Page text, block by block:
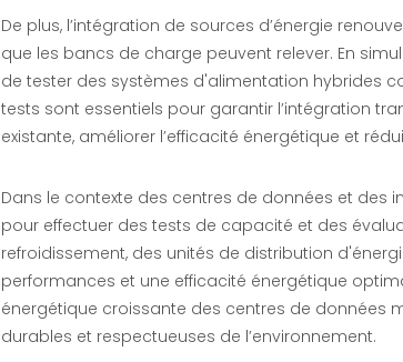
De plus, l’intégration de sources d’énergie
que les bancs de charge peuvent relever. En
de tester des systèmes d'alimentation hybrides
tests sont essentiels pour garantir l’intégration
existante, améliorer l’efficacité énergétique et
Dans le contexte des centres de données et des
pour effectuer des tests de capacité et des
refroidissement, des unités de distribution
performances et une efficacité énergétique
énergétique croissante des centres de données
durables et respectueuses de l’environnement.